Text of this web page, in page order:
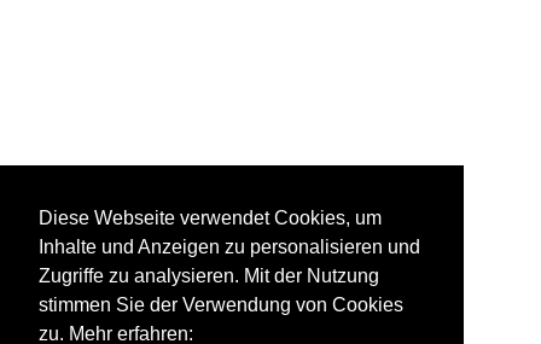
Diese Webseite verwendet Cookies, um
Inhalte und Anzeigen zu personalisieren und
Zugriffe zu analysieren. Mit der Nutzung
stimmen Sie der Verwendung von Cookies
zu. Mehr erfahren: